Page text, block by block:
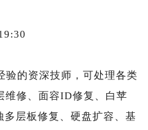
验的资深技师，可处理各类
维修、面容ID修复、白苹
层板修复、硬盘扩容、基